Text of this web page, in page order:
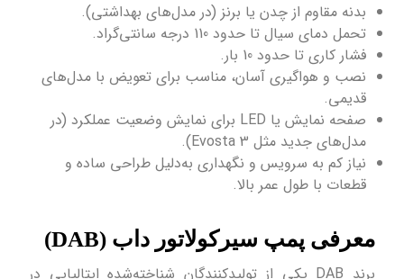
بدنه مقاوم از چدن یا برنز (در مدل‌های بهداشتی).
تحمل دمای سیال تا حدود 110 درجه سانتی‌گراد.
فشار کاری تا حدود 10 بار.
نصب و هواگیری آسان، مناسب برای تعویض با مدل‌های
قدیمی.
صفحه نمایش یا LED برای نمایش وضعیت عملکرد (در
مدل‌های جدید مثل Evosta 3).
نیاز کم به سرویس و نگهداری به‌دلیل طراحی ساده و
قطعات با طول عمر بالا.
معرفی پمپ سیرکولاتور داب (DAB)
برند DAB یکی از تولیدکنندگان شناخته‌شده ایتالیایی در